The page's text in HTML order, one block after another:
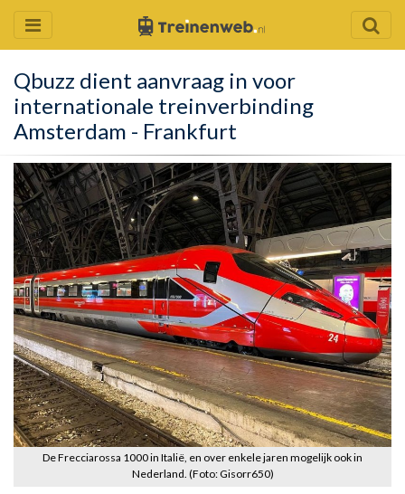
Qbuzz dient aanvraag in voor
internationale treinverbinding
Amsterdam - Frankfurt
De Frecciarossa 1000 in Italië, en over enkele jaren mogelijk ook in
Nederland. (Foto: Gisorr650)